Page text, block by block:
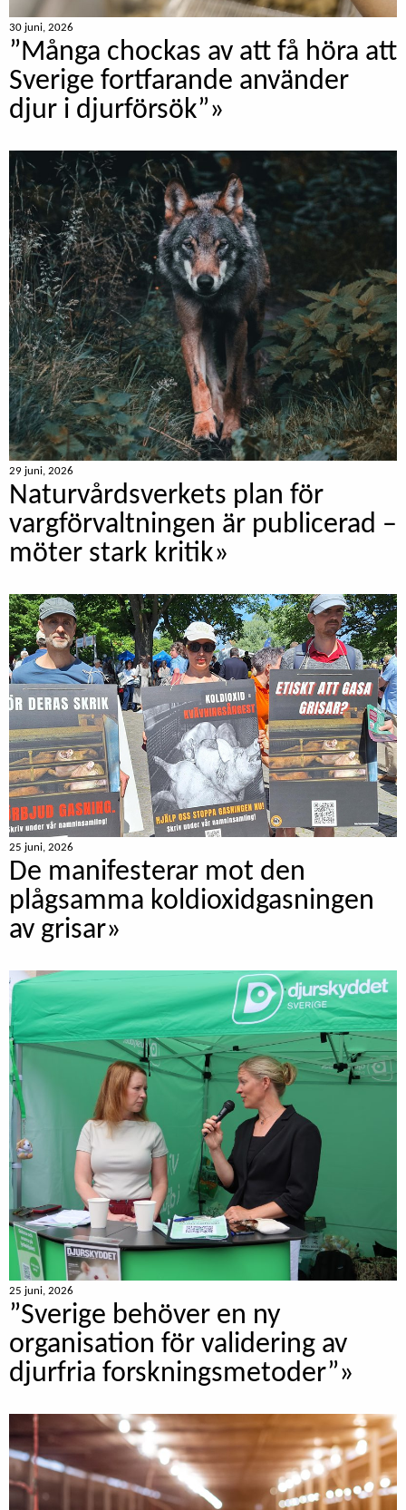
30 juni, 2026
”Många chockas av att få höra att
Sverige fortfarande använder
djur i djurförsök”»
29 juni, 2026
Naturvårdsverkets plan för
vargförvaltningen är publicerad –
möter stark kritik»
25 juni, 2026
De manifesterar mot den
plågsamma koldioxidgasningen
av grisar»
25 juni, 2026
”Sverige behöver en ny
organisation för validering av
djurfria forskningsmetoder”»